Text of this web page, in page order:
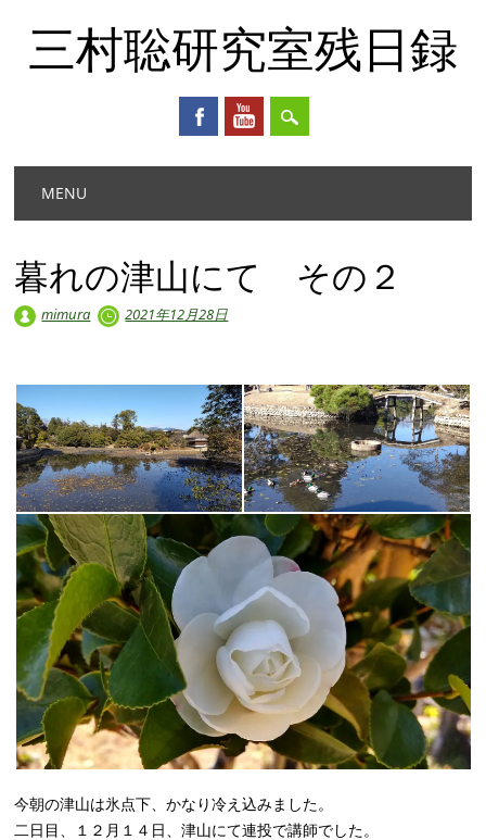
三村聡研究室残日録
Main menu
MENU
暮れの津山にて その２
mimura 2021年12月28日
今朝の津山は氷点下、かなり冷え込みました。
二日目、１２月１４日、津山にて連投で講師でした。